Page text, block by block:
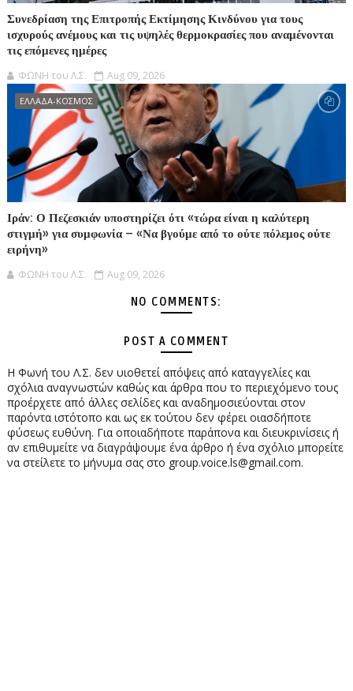
Συνεδρίαση της Επιτροπής Εκτίμησης Κινδύνου για τους
ισχυρούς ανέμους και τις υψηλές θερμοκρασίες που αναμένονται
τις επόμενες ημέρες
ΦΩΝΗ του Λ.Σ. Aug 09, 2026
ΕΛΛΑΔΑ-ΚΟΣΜΟΣ
Ιράν: Ο Πεζεσκιάν υποστηρίζει ότι «τώρα είναι η καλύτερη
στιγμή» για συμφωνία – «Να βγούμε από το ούτε πόλεμος ούτε
ειρήνη»
ΦΩΝΗ του Λ.Σ. Aug 09, 2026
NO COMMENTS:
POST A COMMENT
Η Φωνή του Λ.Σ. δεν υιοθετεί απόψεις από καταγγελίες και
σχόλια αναγνωστών καθώς και άρθρα που το περιεχόμενο τους
προέρχετε από άλλες σελίδες και αναδημοσιεύονται στον
παρόντα ιστότοπο και ως εκ τούτου δεν φέρει οιασδήποτε
φύσεως ευθύνη. Για οποιαδήποτε παράπονα και διευκρινίσεις ή
αν επιθυμείτε να διαγράψουμε ένα άρθρο ή ένα σχόλιο μπορείτε
να στείλετε το μήνυμα σας στο group.voice.ls@gmail.com.